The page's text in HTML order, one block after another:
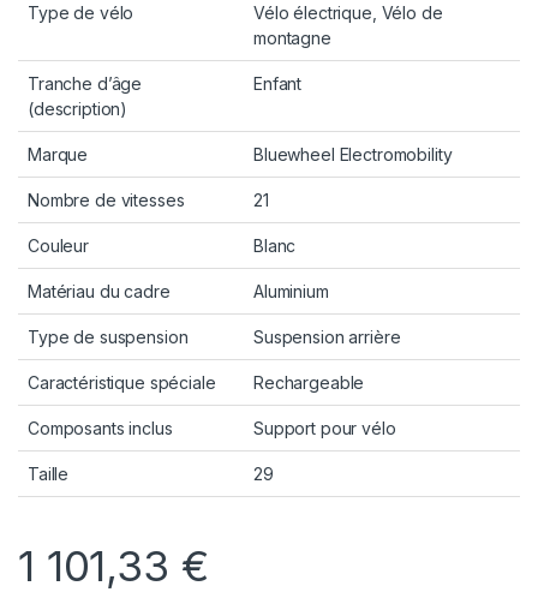
Type de vélo
Vélo électrique, Vélo de
montagne
Tranche d’âge
(description)
Enfant
Marque Bluewheel Electromobility
Nombre de vitesses 21
Couleur Blanc
Matériau du cadre Aluminium
Type de suspension Suspension arrière
Caractéristique spéciale Rechargeable
Composants inclus Support pour vélo
Taille 29
1 101,33 €